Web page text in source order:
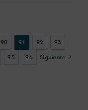
90 91 92
93
95 96 Siguiente